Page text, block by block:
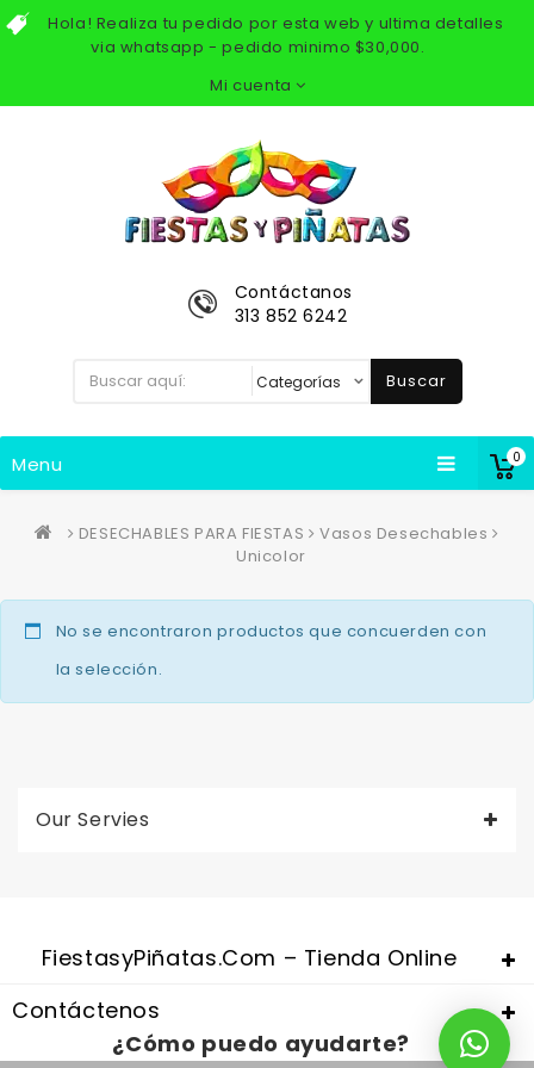
Hola! Realiza tu pedido por esta web y ultima detalles
via whatsapp - pedido minimo $30,000.
Mi cuenta
0
Contáctanos
313 852 6242
Buscar
Menu
DESECHABLES PARA FIESTAS
Vasos Desechables
Unicolor
No se encontraron productos que concuerden con
la selección.
Our Servies
FiestasyPiñatas.com – Tienda Online
Contáctenos
¿Cómo puedo ayudarte?